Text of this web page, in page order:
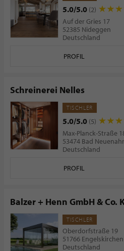
5.0/5.0 (2)
Auf der Gries 17
52385 Nideggen
Deutschland
PROFIL
Schreinerei Nelles
TISCHLER
5.0/5.0 (5)
Max-Planck-Straße
53474 Bad
Deutschland
PROFIL
Balzer + Henn GmbH & Co.
TISCHLER
Oberdorfstraße 19
51766 Engelskirchen
Deutschland